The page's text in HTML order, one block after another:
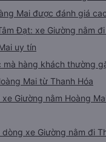
Mai được đánh giá
Đạt: xe Giường nằm
uy tín
mà hàng khách thường
Mai từ Thanh Hóa
Giường nằm Hoàng
dòng xe Giường nằm đi